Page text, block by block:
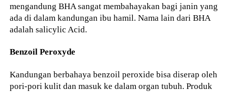
mengandung BHA sangat membahayakan bagi janin yang
ada di dalam kandungan ibu hamil. Nama lain dari BHA
adalah salicylic Acid.
Benzoil Peroxyde
Kandungan berbahaya benzoil peroxide bisa diserap oleh
pori-pori kulit dan masuk ke dalam organ tubuh. Produk